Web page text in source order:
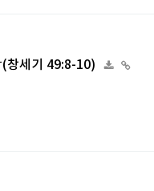
창세기 49:8-10)